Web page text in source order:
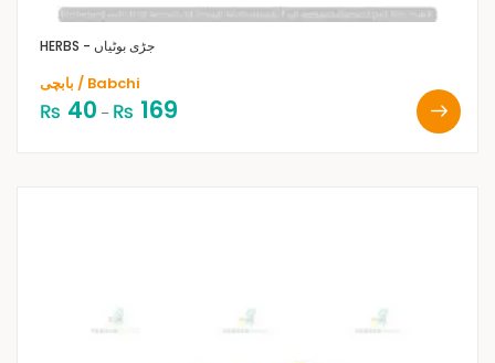
HERBS - جڑی بوٹیاں
بابچی / Babchi
₨ 40 – ₨ 169